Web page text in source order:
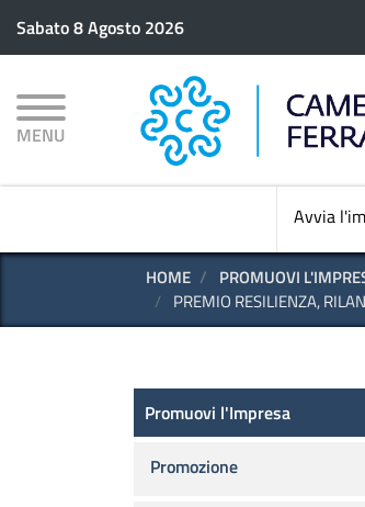
Sabato 8 Agosto 2026
MENU
Avvia
HOME PROMUOVI
PREMIO RESILIENZA,
Promuovi l'impresa
Promuovi l'Impresa
Promozione